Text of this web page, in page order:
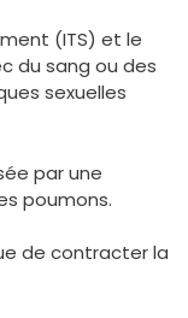
(ITS) et le
du sang ou des
sexuelles
par une
poumons.
de contracter la